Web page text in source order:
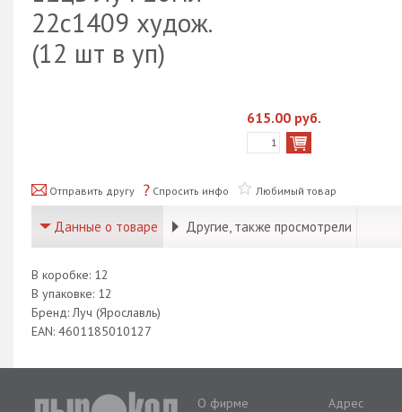
22с1409 худож.
(12 шт в уп)
615.00 руб.
Отправить другу Спросить инфо Любимый товар
Данные о товаре Другие, также просмотрели
В коробке: 12
В упаковке: 12
Бренд: Луч (Ярославль)
EAN: 4601185010127
О фирме
Адрес